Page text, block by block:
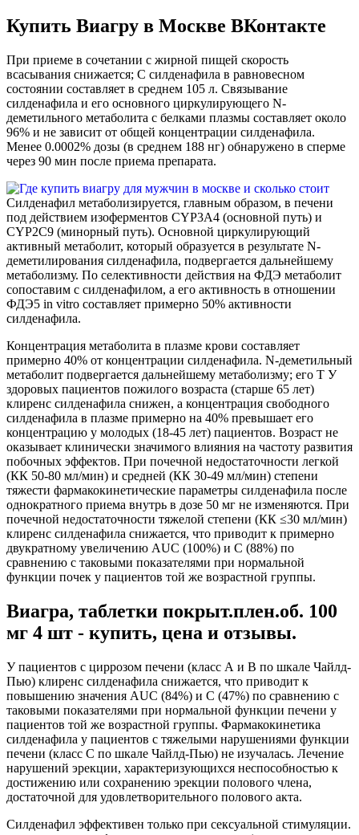
Купить Виагру в Москве ВКонтакте
При приеме в сочетании с жирной пищей скорость
всасывания снижается; C силденафила в равновесном
состоянии составляет в среднем 105 л. Связывание
силденафила и его основного циркулирующего N-
деметильного метаболита с белками плазмы составляет около
96% и не зависит от общей концентрации силденафила.
Менее 0.0002% дозы (в среднем 188 нг) обнаружено в сперме
через 90 мин после приема препарата.
Силденафил метаболизируется, главным образом, в печени
под действием изоферментов CYP3A4 (основной путь) и
CYP2C9 (минорный путь). Основной циркулирующий
активный метаболит, который образуется в результате N-
деметилирования силденафила, подвергается дальнейшему
метаболизму. По селективности действия на ФДЭ метаболит
сопоставим с силденафилом, а его активность в отношении
ФДЭ5 in vitro составляет примерно 50% активности
силденафила.
Концентрация метаболита в плазме крови составляет
примерно 40% от концентрации силденафила. N-деметильный
метаболит подвергается дальнейшему метаболизму; его T У
здоровых пациентов пожилого возраста (старше 65 лет)
клиренс силденафила снижен, а концентрация свободного
силденафила в плазме примерно на 40% превышает его
концентрацию у молодых (18-45 лет) пациентов. Возраст не
оказывает клинически значимого влияния на частоту развития
побочных эффектов. При почечной недостаточности легкой
(КК 50-80 мл/мин) и средней (КК 30-49 мл/мин) степени
тяжести фармакокинетические параметры силденафила после
однократного приема внутрь в дозе 50 мг не изменяются. При
почечной недостаточности тяжелой степени (КК ≤30 мл/мин)
клиренс силденафила снижается, что приводит к примерно
двукратному увеличению AUC (100%) и C (88%) по
сравнению с таковыми показателями при нормальной
функции почек у пациентов той же возрастной группы.
Виагра, таблетки покрыт.плен.об. 100
мг 4 шт - купить, цена и отзывы.
У пациентов с циррозом печени (класс А и В по шкале Чайлд-
Пью) клиренс силденафила снижается, что приводит к
повышению значения AUC (84%) и C (47%) по сравнению с
таковыми показателями при нормальной функции печени у
пациентов той же возрастной группы. Фармакокинетика
силденафила у пациентов с тяжелыми нарушениями функции
печени (класс С по шкале Чайлд-Пью) не изучалась. Лечение
нарушений эрекции, характеризующихся неспособностью к
достижению или сохранению эрекции полового члена,
достаточной для удовлетворительного полового акта.
Силденафил эффективен только при сексуальной стимуляции.